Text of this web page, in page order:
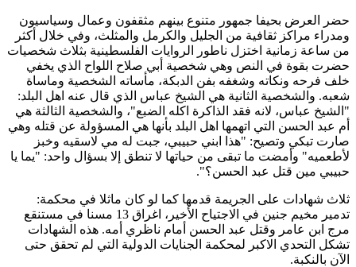
حضر العرض بحيفا جمهور متنوع بينهم مثقفون وعمال وسياسيون
ومدراء مراكز ثقافية من الجليل والكرمل والمثلث، وفي خلال أكثر
من ساعة زمانية اختزل ناطور الروايات الفلسطينية بثلاث شخصيات
حضرت بقوة في النص وهي شخصية أبي صلاح اللواح الذي يخفي
خلف فرحه ونكاته وشغفه بفن الدبكة، مأساته الشخصية وماساة
شعبه. والشخصية الثانية هي الشيخ عباس الذي قال عنه اهل البلد:
"الشيخ عباس، لانه فقد الذاكرة اكله الضبع"، والشخصية الثالثة هي
أم عبد الحسن التي اتهمها اهل البلد بأنها هي المسؤولة عن قتله وهي
صارت تبكي وتصيح: "هذا ابني حبيبي، جبت له مي لاسقيه وخبز
لأطعميه" وأمضت ما تبقى من حياتها لا تنطق إلا بسؤال واحد: "يما يا
حبيبي مين قتل عبد الحسن؟".
ثلاث شهادات على الجريمة قدمها كما لو كان ماثلا في محكمة:
تدمير مخيم جنين في الاجتياح الأخير، اغراق 13 مسنا في مستنقع
مرج ابن عامر وقتل عبد الحسن أمام ناظري أمه. هذه الشهادات
تشكل التحدي الاكبر لمحكمة الجنايات الدولية التي لم تحقق حتى
الآن بالنكبة.